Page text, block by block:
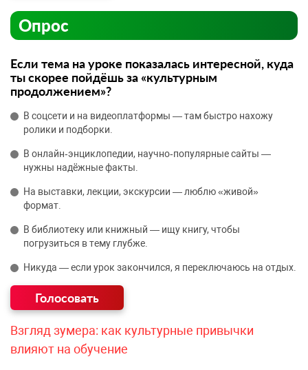
Опрос
Если тема на уроке показалась интересной, куда
ты скорее пойдёшь за «культурным
продолжением»?
В соцсети и на видеоплатформы — там быстро нахожу
ролики и подборки.
В онлайн‑энциклопедии, научно‑популярные сайты —
нужны надёжные факты.
На выставки, лекции, экскурсии — люблю «живой»
формат.
В библиотеку или книжный — ищу книгу, чтобы
погрузиться в тему глубже.
Никуда — если урок закончился, я переключаюсь на отдых.
Взгляд зумера: как культурные привычки
влияют на обучение